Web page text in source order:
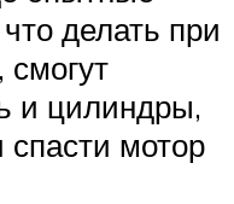
делать при
и цилиндры,
мотор